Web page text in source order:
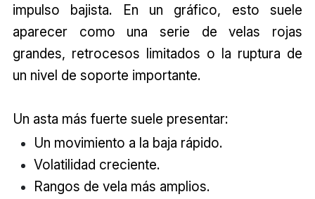
impulso bajista. En un gráfico, esto suele
aparecer como una serie de velas rojas
grandes, retrocesos limitados o la ruptura de
un nivel de soporte importante.
Un asta más fuerte suele presentar:
Un movimiento a la baja rápido.
Volatilidad creciente.
Rangos de vela más amplios.